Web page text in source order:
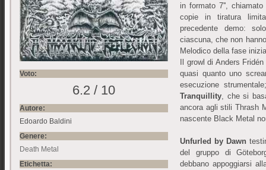
Voto:
6.2 / 10
Autore:
Edoardo Baldini
Genere:
Death Metal
Etichetta:
in formato 7'', chiamato
copie in tiratura
precedente demo:
ciascuna, che non
Melodico della fase
Il growl di Anders
quasi quanto uno
esecuzione
Tranquillity, che si
ancora agli stili Thrash
nascente Black Metal
Unfurled by Dawn
del gruppo di
debbano appoggiarsi